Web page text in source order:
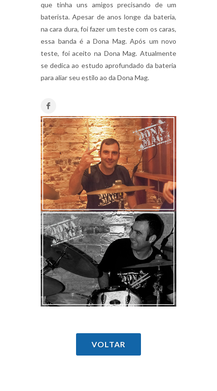
que tinha uns amigos precisando de um
baterista. Apesar de anos longe da bateria,
na cara dura, foi fazer um teste com os caras,
essa banda é a Dona Mag. Após um novo
teste, foi aceito na Dona Mag. Atualmente
se dedica ao estudo aprofundado da bateria
para aliar seu estilo ao da Dona Mag.
VOLTAR